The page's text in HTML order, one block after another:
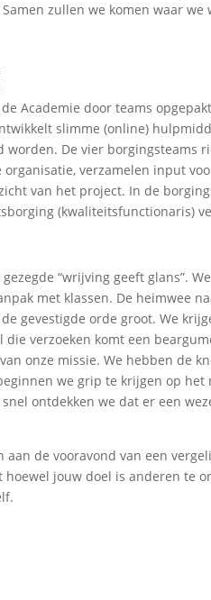
zullen we komen waar
Academie door teams
slimme (online)
worden. De vier borgingsteams
organisatie, verzamelen input
van het project. In de
(kwaliteitsfunctionaris)
“wrijving geeft glans”.
met klassen. De heimwee
gevestigde orde groot. We
die verzoeken komt een
onze missie. We hebben de
we grip te krijgen op
ontdekken we dat er een
aan de vooravond van een
hoewel jouw doel is anderen te